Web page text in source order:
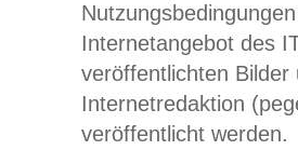
Internetangebot des
veröffentlichten
Internetredaktion
veröffentlicht werden.